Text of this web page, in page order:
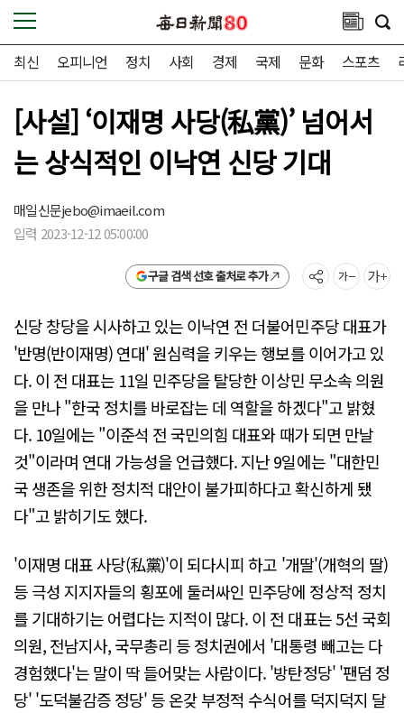
최신 오피니언 정치 사회 경제 국제 문화 스포츠
[사설] ‘이재명 사당(私黨)’ 넘어서
는 상식적인 이낙연 신당 기대
매일신문jebo@imaeil.com
입력 2023-12-12 05:00:00
구글 검색 선호 출처로 추가
신당 창당을 시사하고 있는 이낙연 전 더불어민주당 대표가
'반명(반이재명) 연대' 원심력을 키우는 행보를 이어가고 있
다. 이 전 대표는 11일 민주당을 탈당한 이상민 무소속 의원
을 만나 "한국 정치를 바로잡는 데 역할을 하겠다"고 밝혔
다. 10일에는 "이준석 전 국민의힘 대표와 때가 되면 만날
것"이라며 연대 가능성을 언급했다. 지난 9일에는 "대한민
국 생존을 위한 정치적 대안이 불가피하다고 확신하게 됐
다"고 밝히기도 했다.
'이재명 대표 사당(私黨)'이 되다시피 하고 '개딸'(개혁의 딸)
등 극성 지지자들의 횡포에 둘러싸인 민주당에 정상적 정치
를 기대하기는 어렵다는 지적이 많다. 이 전 대표는 5선 국회
의원, 전남지사, 국무총리 등 정치권에서 '대통령 빼고는 다
경험했다'는 말이 딱 들어맞는 사람이다. '방탄정당' '팬덤 정
당' '도덕불감증 정당' 등 온갖 부정적 수식어를 덕지덕지 달